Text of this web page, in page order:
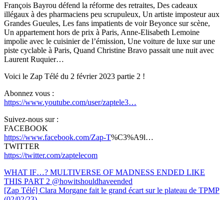
François Bayrou défend la réforme des retraites, Des cadeaux
illégaux à des pharmaciens peu scrupuleux, Un artiste imposteur aux
Grandes Gueules, Les fans impatients de voir Beyonce sur scène,
Un appartement hors de prix à Paris, Anne-Elisabeth Lemoine
impolie avec le cuisinier de l’émission, Une voiture de luxe sur une
piste cyclable à Paris, Quand Christine Bravo passait une nuit avec
Laurent Ruquier…
Voici le Zap Télé du 2 février 2023 partie 2 !
Abonnez vous :
https://www.youtube.com/user/zaptele3…
Suivez-nous sur :
FACEBOOK
https://www.facebook.com/Zap-T%C3%A9l…
TWITTER
https://twitter.com/zaptelecom
Navigation
de
WHAT IF…? MULTIVERSE OF MADNESS ENDED LIKE
THIS PART 2 @howitshouldhaveended
[Zap Télé] Clara Morgane fait le grand écart sur le plateau de TPMP